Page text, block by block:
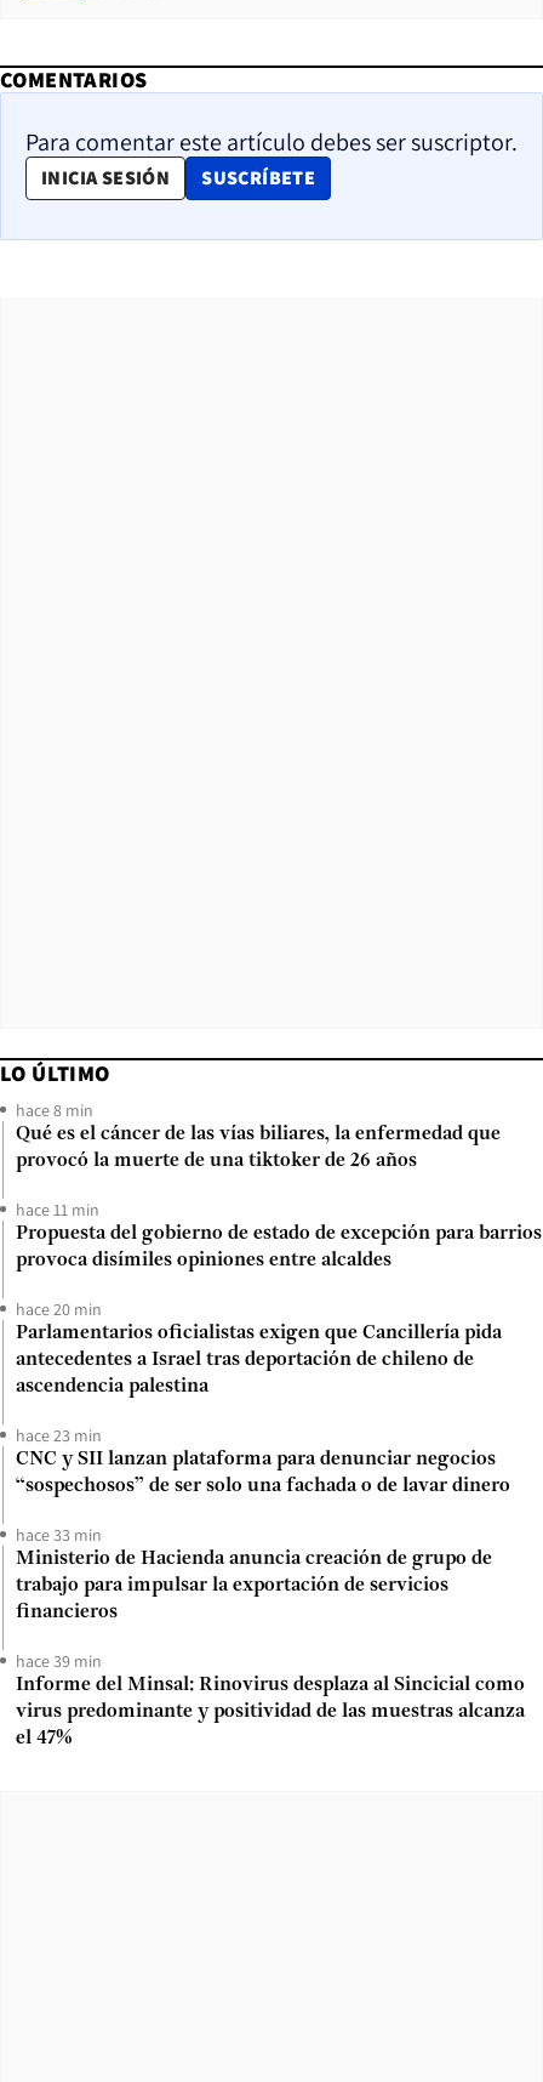
COMENTARIOS
Para comentar este artículo debes ser suscriptor.
INICIA SESIÓN SUSCRÍBETE
OPENS IN NEW WINDOW
LO ÚLTIMO
hace 8 min
Qué es el cáncer de las vías biliares, la enfermedad que
provocó la muerte de una tiktoker de 26 años
hace 11 min
Propuesta del gobierno de estado de excepción para barrios
provoca disímiles opiniones entre alcaldes
hace 20 min
Parlamentarios oficialistas exigen que Cancillería pida
antecedentes a Israel tras deportación de chileno de
ascendencia palestina
hace 23 min
CNC y SII lanzan plataforma para denunciar negocios
“sospechosos” de ser solo una fachada o de lavar dinero
hace 33 min
Ministerio de Hacienda anuncia creación de grupo de
trabajo para impulsar la exportación de servicios
financieros
hace 39 min
Informe del Minsal: Rinovirus desplaza al Sincicial como
virus predominante y positividad de las muestras alcanza
el 47%